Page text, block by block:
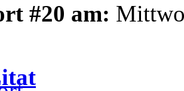
#20 am: